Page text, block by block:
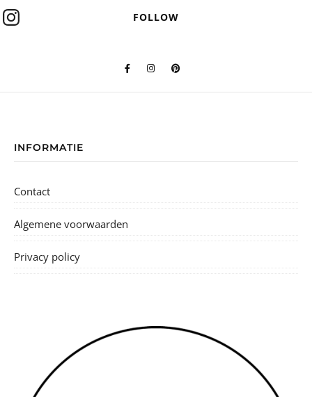
FOLLOW
INFORMATIE
Contact
Algemene voorwaarden
Privacy policy